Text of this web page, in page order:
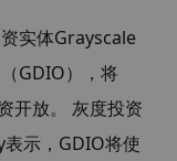
实体Grayscale
GDIO），将
开放。 灰度投资
示，GDIO将使